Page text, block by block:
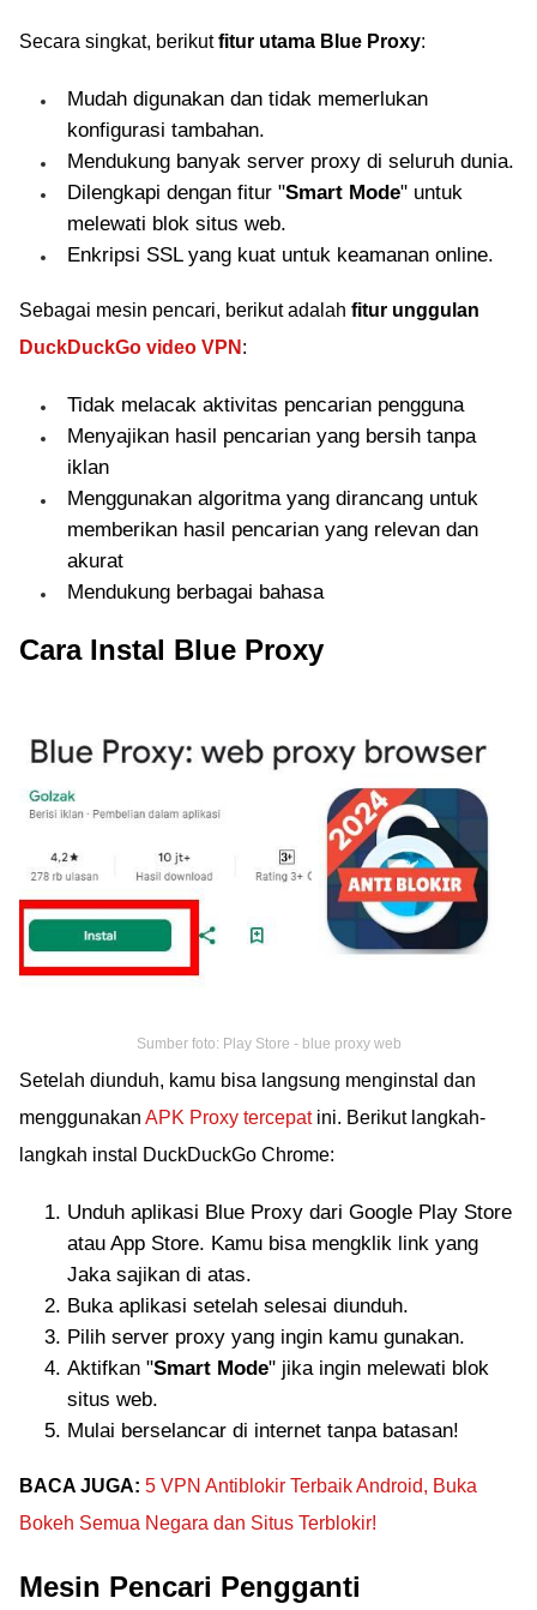
Secara singkat, berikutfitur utama Blue Proxy:
Mudah digunakan dan tidak memerlukan
konfigurasi tambahan.
Mendukung banyak server proxy di seluruh dunia.
Dilengkapi dengan fitur "Smart Mode" untuk
melewati blok situs web.
Enkripsi SSL yang kuat untuk keamanan online.
Sebagai mesin pencari, berikut adalah fitur unggulan
DuckDuckGo video VPN :
Tidak melacak aktivitas pencarian pengguna
Menyajikan hasil pencarian yang bersih tanpa
iklan
Menggunakan algoritma yang dirancang untuk
memberikan hasil pencarian yang relevan dan
akurat
Mendukung berbagai bahasa
Cara Instal Blue Proxy
Sumber foto: Play Store - blue proxy web
Setelah diunduh, kamu bisa langsung menginstal dan
menggunakan APK Proxy tercepatini. Berikut langkah-
langkah instal DuckDuckGo Chrome:
Unduh aplikasi Blue Proxy dari Google Play Store
atau App Store. Kamu bisa mengklik link yang
Jaka sajikan di atas.
Buka aplikasi setelah selesai diunduh.
Pilih server proxy yang ingin kamu gunakan.
Aktifkan "Smart Mode" jika ingin melewati blok
situs web.
Mulai berselancar di internet tanpa batasan!
BACA JUGA: 5 VPN Antiblokir Terbaik Android, Buka
Bokeh Semua Negara dan Situs Terblokir!
Mesin Pencari Pengganti